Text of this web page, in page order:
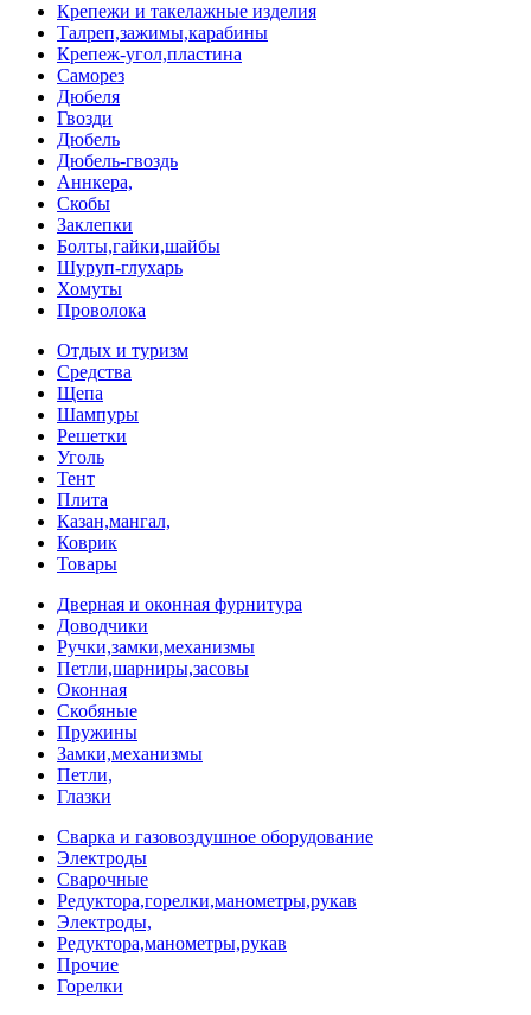
Крепежи и такелажные изделия
Талреп,зажимы,карабины
Крепеж-угол,пластина
Саморез
Дюбеля
Гвозди
Дюбель
Дюбель-гвоздь
Аннкера,
Скобы
Заклепки
Болты,гайки,шайбы
Шуруп-глухарь
Хомуты
Проволока
Отдых и туризм
Средства
Щепа
Шампуры
Решетки
Уголь
Тент
Плита
Казан,мангал,
Коврик
Товары
Дверная и оконная фурнитура
Доводчики
Ручки,замки,механизмы
Петли,шарниры,засовы
Оконная
Скобяные
Пружины
Замки,механизмы
Петли,
Глазки
Сварка и газовоздушное оборудование
Электроды
Сварочные
Редуктора,горелки,манометры,рукав
Электроды,
Редуктора,манометры,рукав
Прочие
Горелки